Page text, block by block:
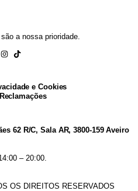
a nossa prioridade.
e Cookies
62 R/C, Sala AR, 3800-159 Aveiro
– 20:00.
OS DIREITOS RESERVADOS